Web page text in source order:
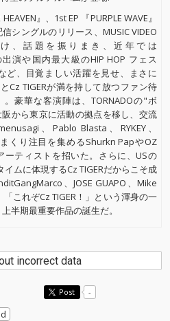
』、1st EP 『PURPLE WAVE』
シングルのリリース、MUSIC VIDEO
、話題を振りまき、近年では
演や国内最大級のHIP HOP フェス
ど、目覚ましい活躍を見せ、まさに
Cz TIGERが満を持して放つファン待
。豪華な客演陣は、TORNADOの"ボ
から東京に活動の拠点を移し、交流
、Pablo Blasta、RYKEY、
くり注目を集めるShurkn PapやOZ
ーティストを招いた。さらに、USの
ムに体現するCz TIGERだからこそ成
、JOSE GUAPO、Mike
これぞCz TIGER！」という渾身の一
半期最重要作品の誕生だ。
incorrect data
Post -